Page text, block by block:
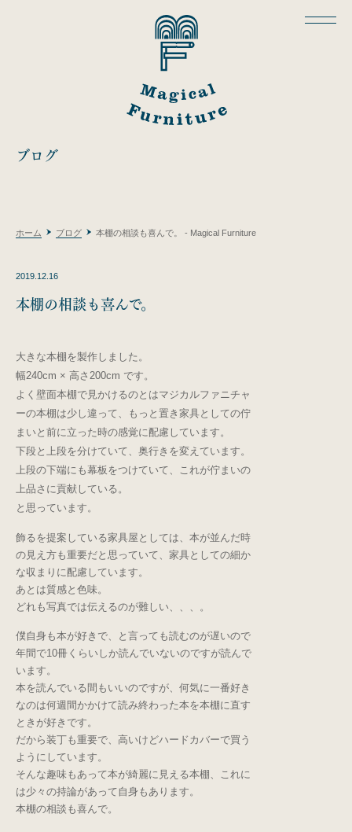
ブログ
ホーム ブログ 本棚の相談も喜んで。 - Magical Furniture
2019.12.16
本棚の相談も喜んで。
大きな本棚を製作しました。
幅240cm × 高さ200cm です。
よく壁面本棚で見かけるのとはマジカルファニチャ
ーの本棚は少し違って、もっと置き家具としての佇
まいと前に立った時の感覚に配慮しています。
下段と上段を分けていて、奥行きを変えています。
上段の下端にも幕板をつけていて、これが佇まいの
上品さに貢献している。
と思っています。
飾るを提案している家具屋としては、本が並んだ時
の見え方も重要だと思っていて、家具としての細か
な収まりに配慮しています。
あとは質感と色味。
どれも写真では伝えるのが難しい、、、。
僕自身も本が好きで、と言っても読むのが遅いので
年間で10冊くらいしか読んでいないのですが読んで
います。
本を読んでいる間もいいのですが、何気に一番好き
なのは何週間かかけて読み終わった本を本棚に直す
ときが好きです。
だから装丁も重要で、高いけどハードカバーで買う
ようにしています。
そんな趣味もあって本が綺麗に見える本棚、これに
は少々の持論があって自身もあります。
本棚の相談も喜んで。